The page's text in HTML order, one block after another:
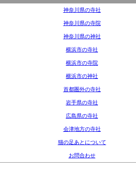
神奈川県の寺社
神奈川県の寺院
神奈川県の神社
横浜市の寺社
横浜市の寺院
横浜市の神社
首都圏外の寺社
岩手県の寺社
広島県の寺社
会津地方の寺社
猫の足あとについて
お問合わせ